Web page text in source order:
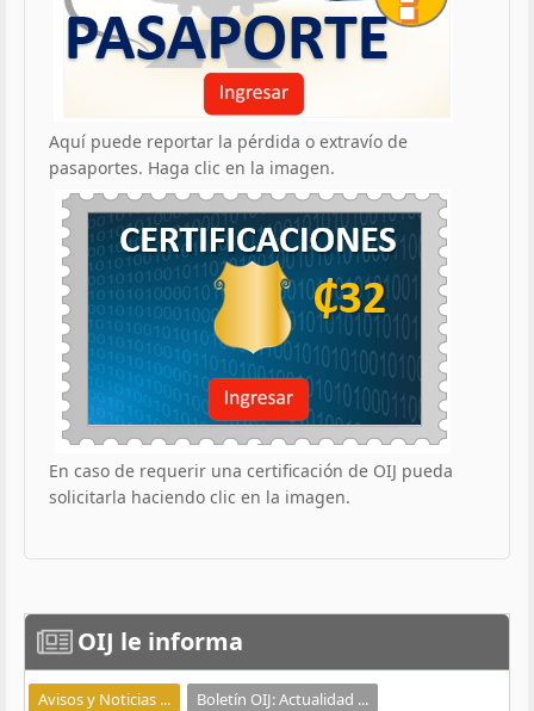
Aquí puede reportar la pérdida o extravío de
pasaportes. Haga clic en la imagen.
En caso de requerir una certificación de OIJ pueda
solicitarla haciendo clic en la imagen.
OIJ le informa
Avisos y Noticias ...
Boletín OIJ: Actualidad ...